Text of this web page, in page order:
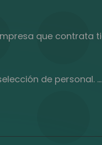
que contrata
de personal. …